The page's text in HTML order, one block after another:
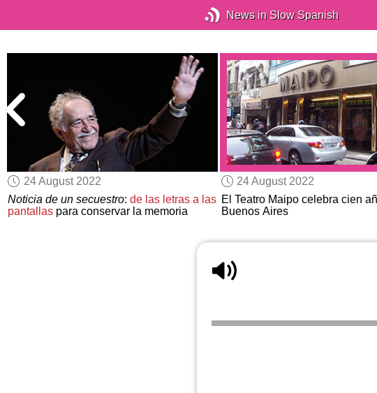
News in Slow Spanish
24 August 2022
Noticia de un secuestro:de las letras a las
pantallas para conservar la memoria
24 August 2022
El Teatro Maipo celebra cien
Buenos Aires